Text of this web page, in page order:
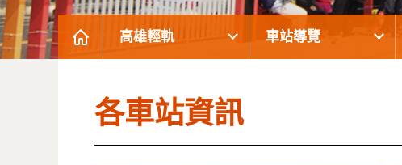
高雄輕軌 車站導覽
各車站資訊